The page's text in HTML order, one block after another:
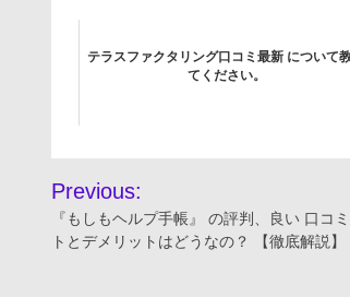
テラスファクタリング口コミ最新 について
てください。
投
稿
Previous:
『もしもヘルプ手帳』 の評判、良い 口コ
トとデメリットはどうなの？ 【徹底解説】